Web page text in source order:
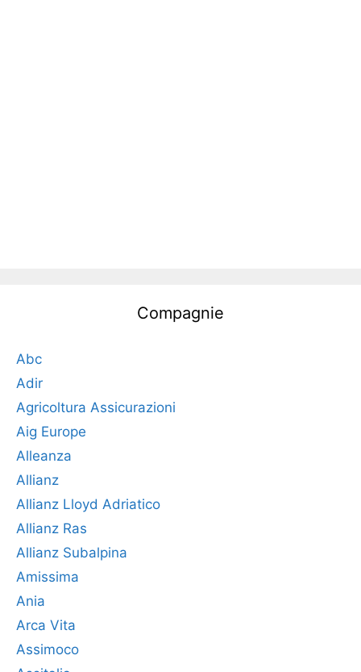
Compagnie
Abc
Adir
Agricoltura Assicurazioni
Aig Europe
Alleanza
Allianz
Allianz Lloyd Adriatico
Allianz Ras
Allianz Subalpina
Amissima
Ania
Arca Vita
Assimoco